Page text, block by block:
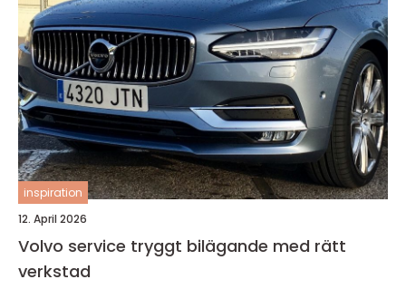
inspiration
12. April 2026
Volvo service tryggt bilägande med rätt
verkstad